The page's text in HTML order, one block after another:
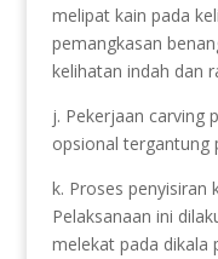
melipat kain pada
pemangkasan
kelihatan indah dan
j. Pekerjaan carving
opsional tergantung
k. Proses penyisiran
Pelaksanaan ini
melekat pada dikala